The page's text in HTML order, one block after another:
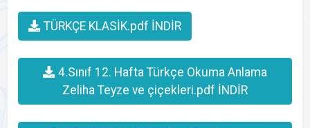
TÜRKÇE KLASİK.pdf İNDİR
4.Sınıf 12. Hafta Türkçe Okuma Anlama
Zeliha Teyze ve çiçekleri.pdf İNDİR